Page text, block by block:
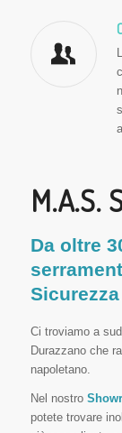
M.A.S.
Da oltre
Ci troviamo a s
Durazzano che
napoletano.
Nel nostro
potete trovare